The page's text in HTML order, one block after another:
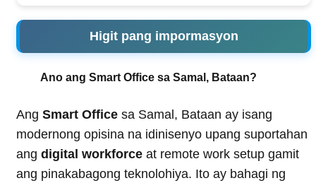
Higit pang impormasyon
Ano ang Smart Office sa Samal, Bataan?
Ang Smart Office sa Samal, Bataan ay isang
modernong opisina na idinisenyo upang suportahan
ang digital workforce at remote work setup gamit
ang pinakabagong teknolohiya. Ito ay bahagi ng